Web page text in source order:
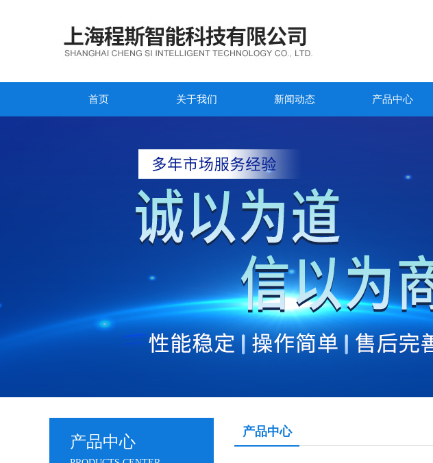
首页 关于我们 新闻动态 产品中心
产品中心
产品中心